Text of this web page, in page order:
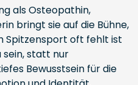
als Osteopathin,
bringt sie auf die Bühne,
Spitzensport oft fehlt ist
sein, statt nur
Bewusstsein für die